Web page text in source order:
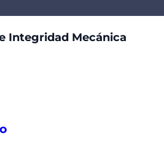
Integridad Mecánica